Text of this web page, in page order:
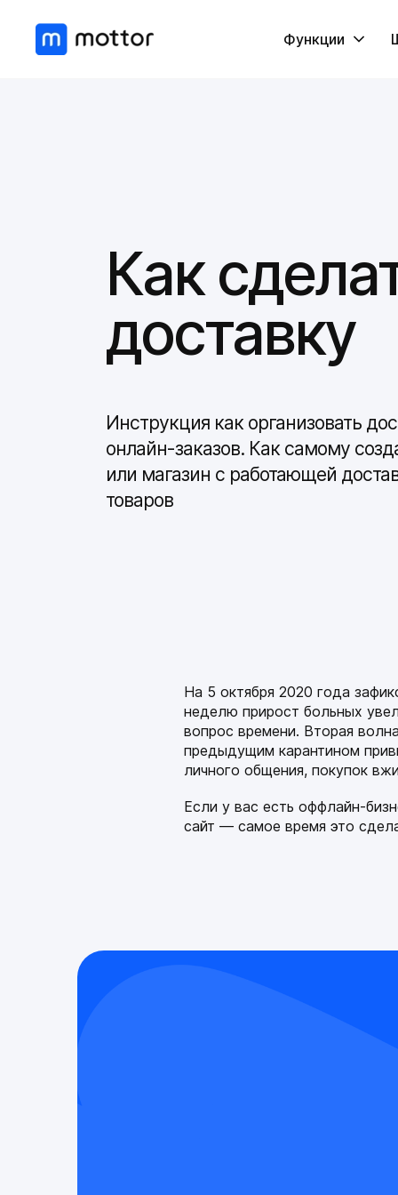
Функции
Как
доставку
Инструкция как организовать
онлайн-заказов. Как самому
или магазин с работающей
товаров
На 5 октября 2020 года
неделю прирост больных
вопрос времени. Вторая
предыдущим карантином
личного общения, покупок
Если у вас есть оффлайн-
сайт — самое время это